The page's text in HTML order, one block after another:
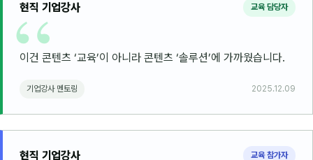
문의
💰 교육 견적 계산기
1:1 문의
공지사항
현직 기업강사 교육 담당자
이건 콘텐츠 ‘교육’이 아니라 콘텐츠 ‘솔루션’에 가까웠습니다.
기업강사 멘토링 2025.12.09
현직 기업강사 교육 참가자